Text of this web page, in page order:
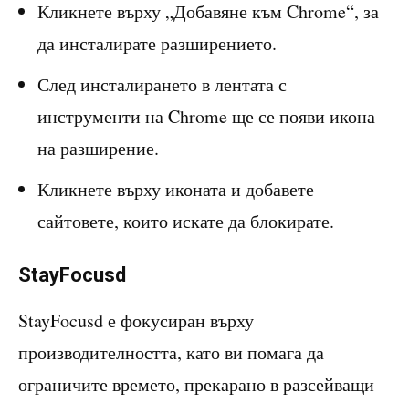
Кликнете върху „Добавяне към Chrome“, за
да инсталирате разширението.
След инсталирането в лентата с
инструменти на Chrome ще се появи икона
на разширение.
Кликнете върху иконата и добавете
сайтовете, които искате да блокирате.
StayFocusd
StayFocusd е фокусиран върху
производителността, като ви помага да
ограничите времето, прекарано в разсейващи